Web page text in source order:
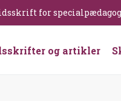
tidsskrift for
og artikler